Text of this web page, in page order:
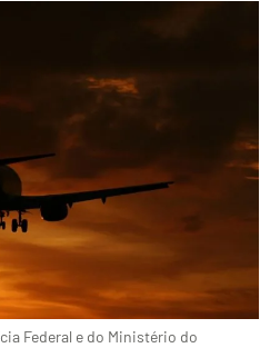
Federal e do Ministério do